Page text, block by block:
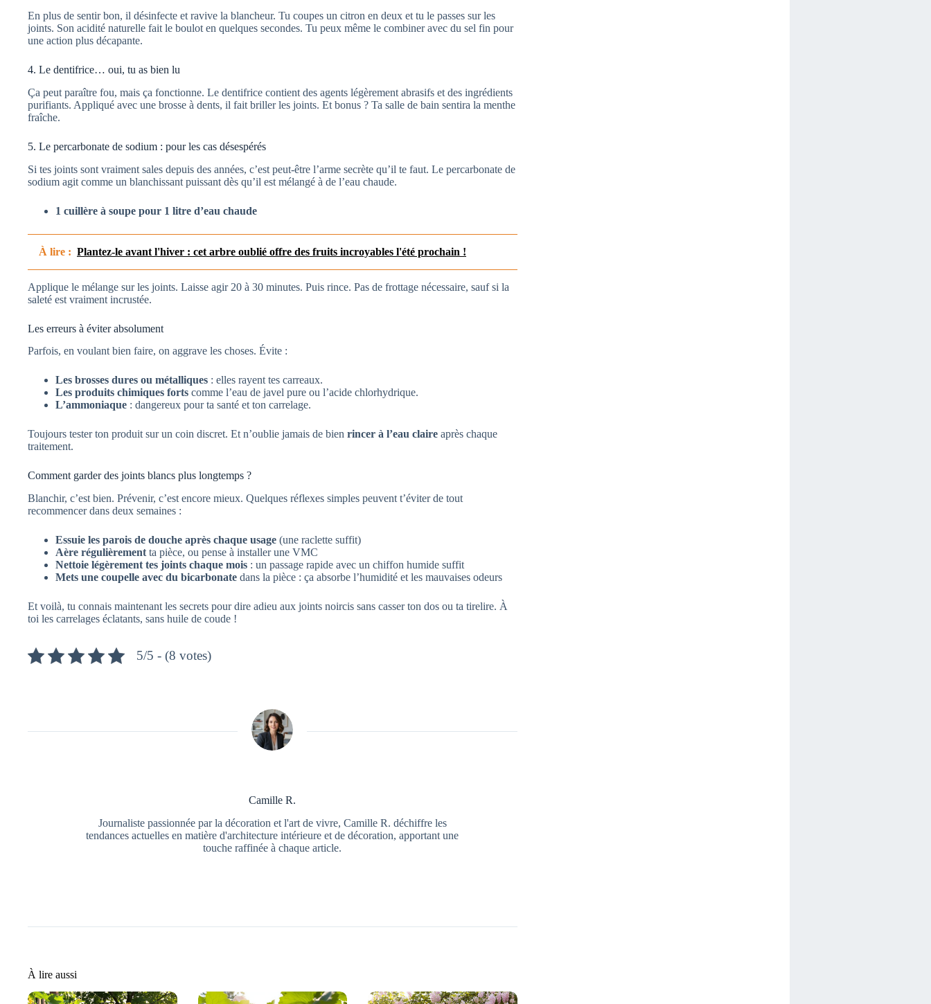
En plus de sentir bon, il désinfecte et ravive la blancheur. Tu coupes un citron en deux et tu le passes sur les
joints. Son acidité naturelle fait le boulot en quelques secondes. Tu peux même le combiner avec du sel fin pour
une action plus décapante.
4. Le dentifrice… oui, tu as bien lu
Ça peut paraître fou, mais ça fonctionne. Le dentifrice contient des agents légèrement abrasifs et des ingrédients
purifiants. Appliqué avec une brosse à dents, il fait briller les joints. Et bonus ? Ta salle de bain sentira la menthe
fraîche.
5. Le percarbonate de sodium : pour les cas désespérés
Si tes joints sont vraiment sales depuis des années, c’est peut-être l’arme secrète qu’il te faut. Le percarbonate de
sodium agit comme un blanchissant puissant dès qu’il est mélangé à de l’eau chaude.
1 cuillère à soupe pour 1 litre d’eau chaude
À lire : Plantez-le avant l'hiver : cet arbre oublié offre des fruits incroyables l'été prochain !
Applique le mélange sur les joints. Laisse agir 20 à 30 minutes. Puis rince. Pas de frottage nécessaire, sauf si la
saleté est vraiment incrustée.
Les erreurs à éviter absolument
Parfois, en voulant bien faire, on aggrave les choses. Évite :
Les brosses dures ou métalliques : elles rayent tes carreaux.
Les produits chimiques forts comme l’eau de javel pure ou l’acide chlorhydrique.
L’ammoniaque : dangereux pour ta santé et ton carrelage.
Toujours tester ton produit sur un coin discret. Et n’oublie jamais de bien rincer à l’eau claire après chaque
traitement.
Comment garder des joints blancs plus longtemps ?
Blanchir, c’est bien. Prévenir, c’est encore mieux. Quelques réflexes simples peuvent t’éviter de tout
recommencer dans deux semaines :
Essuie les parois de douche après chaque usage (une raclette suffit)
Aère régulièrement ta pièce, ou pense à installer une VMC
Nettoie légèrement tes joints chaque mois : un passage rapide avec un chiffon humide suffit
Mets une coupelle avec du bicarbonate dans la pièce : ça absorbe l’humidité et les mauvaises odeurs
Et voilà, tu connais maintenant les secrets pour dire adieu aux joints noircis sans casser ton dos ou ta tirelire. À
toi les carrelages éclatants, sans huile de coude !
5/5 - (8 votes)
Camille R.
Journaliste passionnée par la décoration et l'art de vivre, Camille R. déchiffre les
tendances actuelles en matière d'architecture intérieure et de décoration, apportant une
touche raffinée à chaque article.
À lire aussi